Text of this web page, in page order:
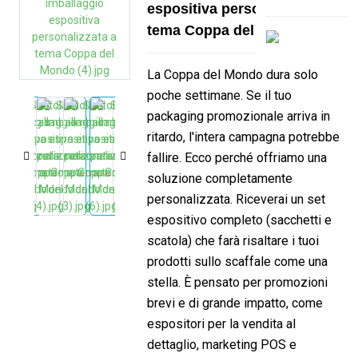
espositiva personalizzata a
tema Coppa del Mondo
La Coppa del Mondo dura solo
poche settimane. Se il tuo
packaging promozionale arriva in
ritardo, l'intera campagna potrebbe
fallire. Ecco perché offriamo una
soluzione completamente
personalizzata. Riceverai un set
espositivo completo (sacchetti e
scatola) che farà risaltare i tuoi
prodotti sullo scaffale come una
stella. È pensato per promozioni
brevi e di grande impatto, come
espositori per la vendita al
dettaglio, marketing POS e